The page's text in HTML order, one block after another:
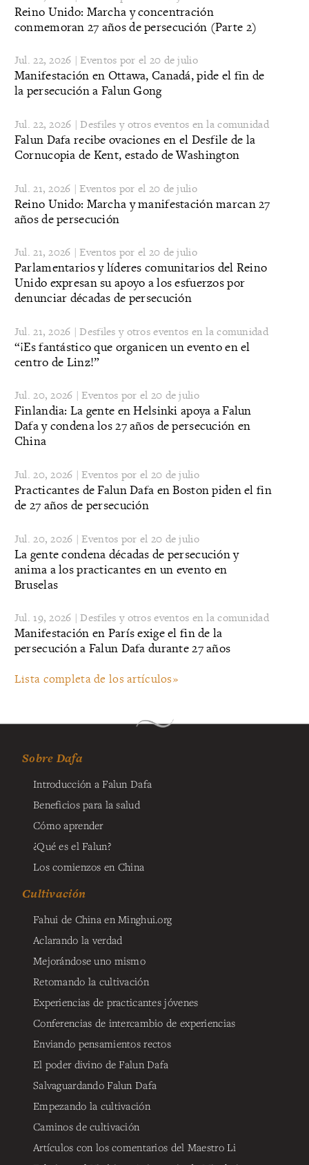
Reino Unido: Marcha y concentración
conmemoran 27 años de persecución (Parte 2)
Jul. 22, 2026 | Eventos por el 20 de julio
Manifestación en Ottawa, Canadá, pide el fin de
la persecución a Falun Gong
Jul. 22, 2026 | Desfiles y otros eventos en la comunidad
Falun Dafa recibe ovaciones en el Desfile de la
Cornucopia de Kent, estado de Washington
Jul. 21, 2026 | Eventos por el 20 de julio
Reino Unido: Marcha y manifestación marcan 27
años de persecución
Jul. 21, 2026 | Eventos por el 20 de julio
Parlamentarios y líderes comunitarios del Reino
Unido expresan su apoyo a los esfuerzos por
denunciar décadas de persecución
Jul. 21, 2026 | Desfiles y otros eventos en la comunidad
“¡Es fantástico que organicen un evento en el
centro de Linz!”
Jul. 20, 2026 | Eventos por el 20 de julio
Finlandia: La gente en Helsinki apoya a Falun
Dafa y condena los 27 años de persecución en
China
Jul. 20, 2026 | Eventos por el 20 de julio
Practicantes de Falun Dafa en Boston piden el fin
de 27 años de persecución
Jul. 20, 2026 | Eventos por el 20 de julio
La gente condena décadas de persecución y
anima a los practicantes en un evento en
Bruselas
Jul. 19, 2026 | Desfiles y otros eventos en la comunidad
Manifestación en París exige el fin de la
persecución a Falun Dafa durante 27 años
Lista completa de los artículos»
Sobre Dafa
Introducción a Falun Dafa
Beneficios para la salud
Cómo aprender
¿Qué es el Falun?
Los comienzos en China
Cultivación
Fahui de China en Minghui.org
Aclarando la verdad
Mejorándose uno mismo
Retomando la cultivación
Experiencias de practicantes jóvenes
Conferencias de intercambio de experiencias
Enviando pensamientos rectos
El poder divino de Falun Dafa
Salvaguardando Falun Dafa
Empezando la cultivación
Caminos de cultivación
Artículos con los comentarios del Maestro Li